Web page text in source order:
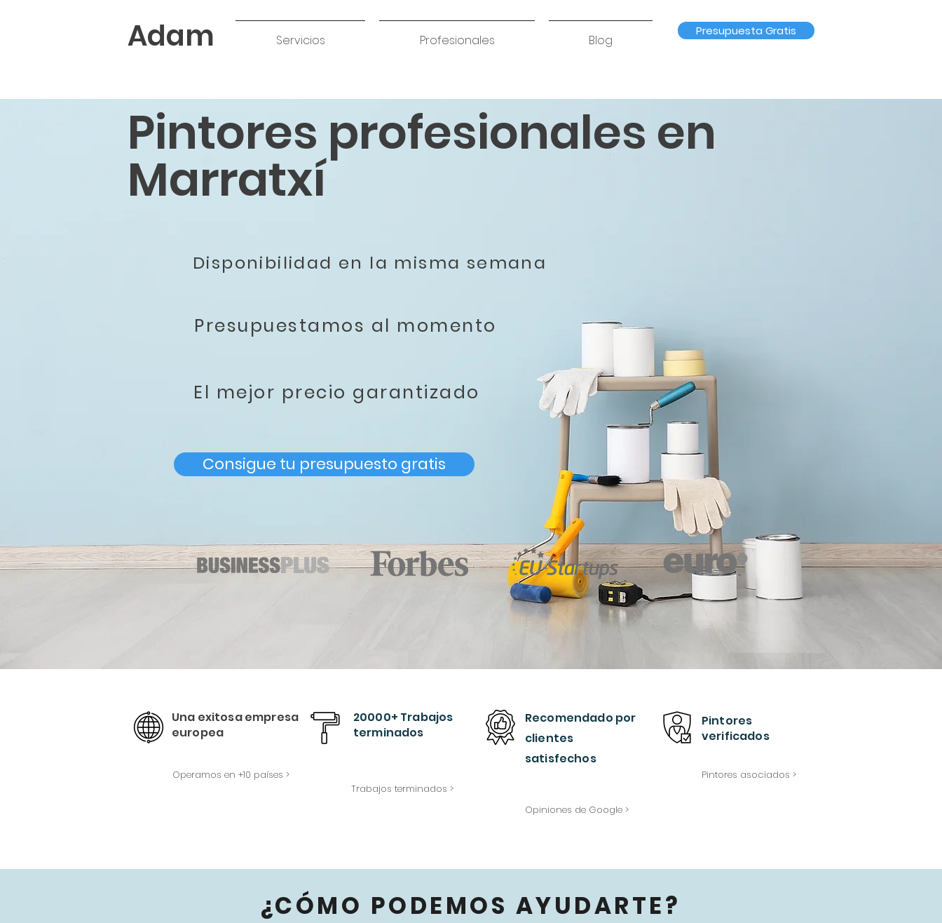
Adam Servicios Profesionales Blog
Presupuesta Gratis
Pintores profesionales en
Marratxí
Disponibilidad en la misma semana
Presupuestamos al momento
El mejor precio garantizado
Consigue tu presupuesto gratis
Una exitosa empresa
europea
Operamos en +10 países >
20000+ Trabajos
terminados
Trabajos terminados >
Recomendado por
clientes
satisfechos
Opiniones de Google >
Pintores
verificados
Pintores asociados >
¿CÓMO PODEMOS AYUDARTE?